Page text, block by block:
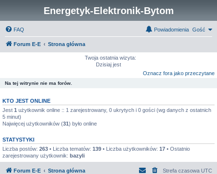
Energetyk-Elektronik-Bytom
FAQ Gość
Powiadomienia
Forum E-E Strona główna
Twoja ostatnia wizyta:
Dzisiaj jest
Oznacz fora jako przeczytane
Na tej witrynie nie ma forów.
KTO JEST ONLINE
Jest 1 użytkownik online :: 1 zarejestrowany, 0 ukrytych i 0 gości (wg danych z ostatnich
5 minut)
Najwięcej użytkowników (31) było online
STATYSTYKI
Liczba postów: 263 • Liczba tematów: 139 • Liczba użytkowników: 17 • Ostatnio
zarejestrowany użytkownik: bazyli
Forum E-E Strona główna Strefa czasowa UTC